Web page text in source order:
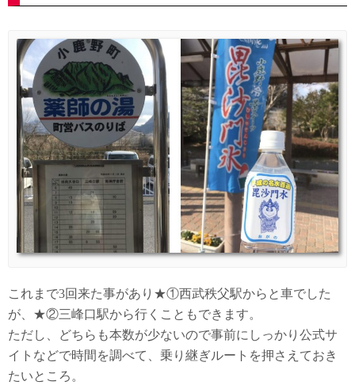
これまで3回来た事があり★①西武秩父駅からと車でした
が、★②三峰口駅から行くこともできます。
ただし、どちらも本数が少ないので事前にしっかり公式サ
イトなどで時間を調べて、乗り継ぎルートを押さえておき
たいところ。